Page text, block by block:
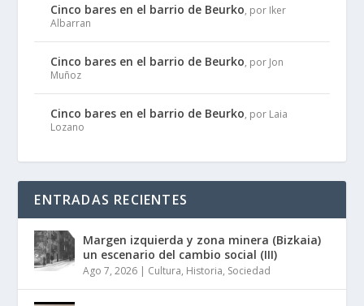
Cinco bares en el barrio de Beurko, por Iker
Albarran
Cinco bares en el barrio de Beurko, por Jon
Muñoz
Cinco bares en el barrio de Beurko, por Laia
Lozano
ENTRADAS RECIENTES
Margen izquierda y zona minera (Bizkaia)
un escenario del cambio social (III)
Ago 7, 2026 | Cultura, Historia, Sociedad